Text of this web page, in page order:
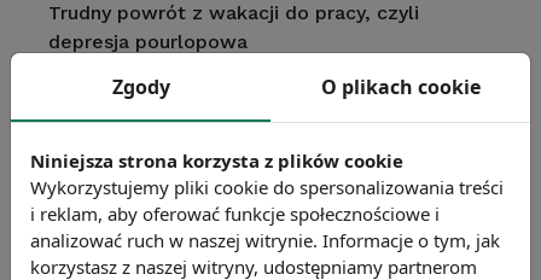
Trudny powrót z wakacji do pracy, czyli
depresja pourlopowa
Święta, święta i po pracy
Polak wypoczywa krótko
Zgody O plikach cookie
Niniejsza strona korzysta z plików cookie
Wykorzystujemy pliki cookie do spersonalizowania treści
i reklam, aby oferować funkcje społecznościowe i
analizować ruch w naszej witrynie. Informacje o tym, jak
korzystasz z naszej witryny, udostępniamy partnerom